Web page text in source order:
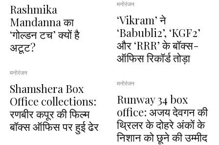
Rashmika
Mandanna का
‘गोल्डन टच’ क्यों है
अटूट?
मनोरंजन
Shamshera Box
Office collections:
रणबीर कपूर की फिल्म
बॉक्स ऑफिस पर हुई ढेर
मनोरंजन
‘Vikram’ ने
‘Babubli2’, ‘KGF2’
और ‘RRR’ के बॉक्स-
ऑफिस रिकॉर्ड तोड़ा
मनोरंजन
Runway 34 box
office: अजय देवगन की
थ्रिलर के दोहरे अंकों के
निशान को छूने की उम्मीद